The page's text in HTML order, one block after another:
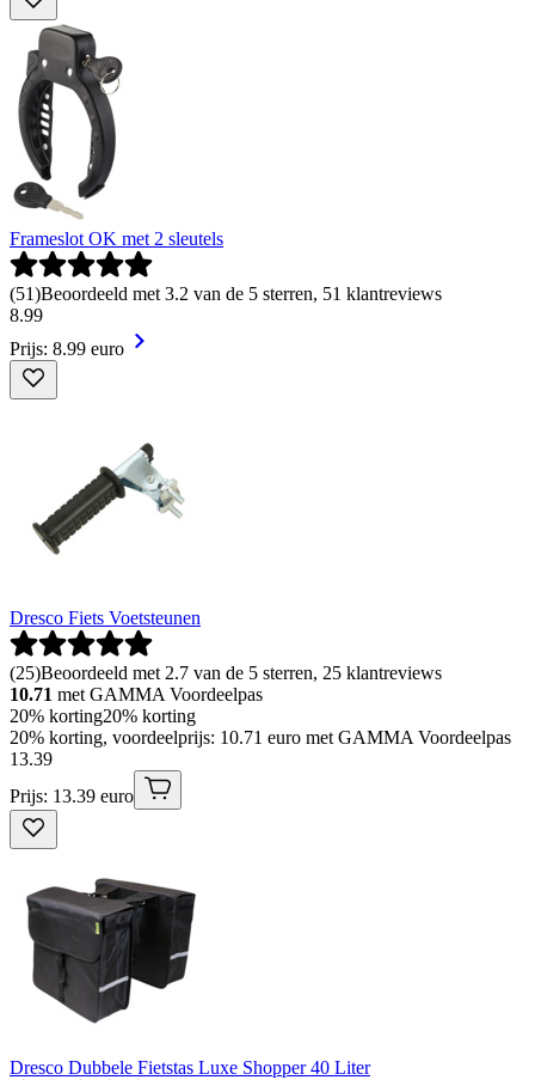
Frameslot OK met 2 sleutels
(51)Beoordeeld met 3.2 van de 5 sterren, 51 klantreviews
8.99
Prijs: 8.99 euro
Dresco Fiets Voetsteunen
(25)Beoordeeld met 2.7 van de 5 sterren, 25 klantreviews
10.71 met GAMMA Voordeelpas
20% korting20% korting
20% korting, voordeelprijs: 10.71 euro met GAMMA Voordeelpas
13.39
Prijs: 13.39 euro
Dresco Dubbele Fietstas Luxe Shopper 40 Liter